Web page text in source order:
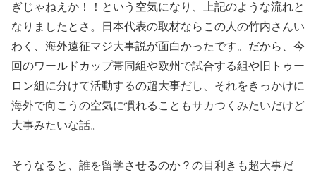
ぎじゃねえか！！という空気になり、上記のような流れと
なりましたとさ。日本代表の取材ならこの人の竹内さんい
わく、海外遠征マジ大事説が面白かったです。だから、今
回のワールドカップ帯同組や欧州で試合する組や旧トゥー
ロン組に分けて活動するの超大事だし、それをきっかけに
海外で向こうの空気に慣れることもサカつくみたいだけど
大事みたいな話。
そうなると、誰を留学させるのか？の目利きも超大事だ